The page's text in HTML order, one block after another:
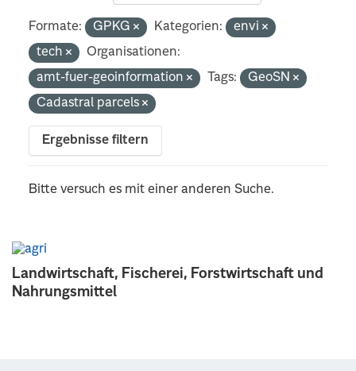
Landwirtschaft, Fischerei, Forstwirtschaft und
Nahrungsmittel
Formate: GPKG Kategorien:
envi
tech
Organisationen:
amt-fuer-geoinformation
Tags:
GeoSN
Cadastral parcels
Ergebnisse filtern
Bitte versuch es mit einer anderen Suche.